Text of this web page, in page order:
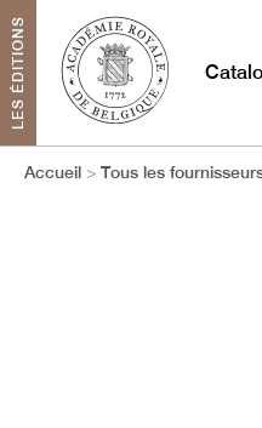
LES ÉDITIONS
Accueil Tous les